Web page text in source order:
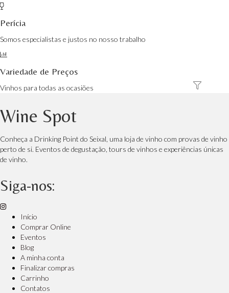
Perícia
Somos especialistas e justos no nosso trabalho
Variedade de Preços
Vinhos para todas as ocasiões
Wine Spot
Conheça a Drinking Point do Seixal, uma loja de vinho com provas de vinho
perto de si. Eventos de degustação, tours de vinhos e experiências únicas
de vinho.
Siga-nos:
Início
Comprar Online
Eventos
Blog
A minha conta
Finalizar compras
Carrinho
Contatos